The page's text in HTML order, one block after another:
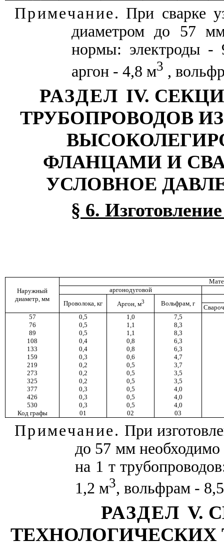
Примечание. При сварке
диаметром до 57
нормы: электроды -
аргон - 4,8 м3 ,
РАЗДЕЛ IV.
ТРУБОПРОВОДОВ
ФЛАНЦАМИ И
УСЛОВНОЕ
§ 6.
Наружный
диаметр, мм
аргонодуговой
Проволока, кг
Аргон, м3 Вольфрам, г
57
0,5 1,0
7,5
76
0,5 1,1
8,3
89
0,5 1,1
8,3
108
0,4 0,8
6,3
133
0,4 0,8
6,3
159
0,3 0,6
4,7
219
0,2 0,5
3,7
273
0,2 0,5
3,5
325
0,2 0,5
3,5
377
0,3 0,5
4,0
426
0,3 0,5
4,0
530
0,3 0,5
4,0
Код графы
01 02 03
Примечание. При
до 57 мм
на 1 т
1,2 м3, вольфрам -
РАЗДЕЛV.
ТЕХНОЛОГИЧЕСКИХ